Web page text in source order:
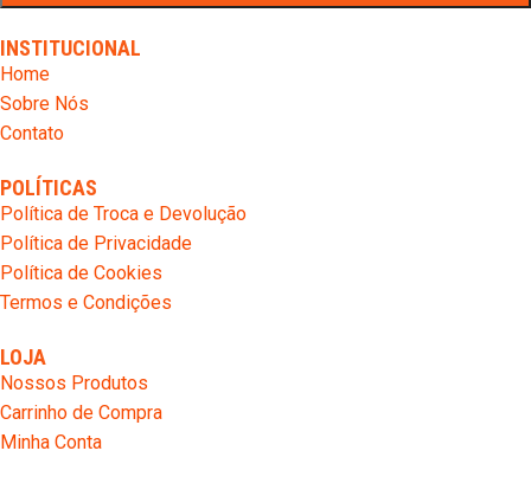
INSTITUCIONAL
Home
Sobre Nós
Contato
POLÍTICAS
Política de Troca e Devolução
Política de Privacidade
Política de Cookies
Termos e Condições
LOJA
Nossos Produtos
Carrinho de Compra
Minha Conta